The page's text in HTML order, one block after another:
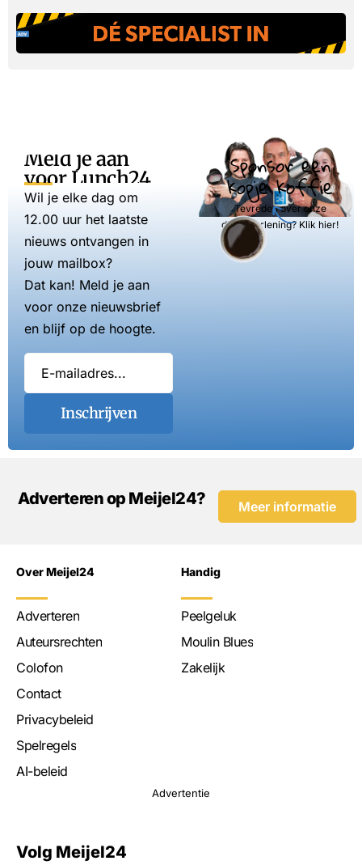
Meld je aan
voor Lunch24
Wil je elke dag om
12.00 uur het laatste
nieuws ontvangen in
jouw mailbox?
Dat kan! Meld je aan
voor onze nieuwsbrief
en blijf op de hoogte.
Inschrijven
Sponsor een
kopje koffie
Tevreden over onze
dienstverlening? Klik hier!
Adverteren op Meijel24? Meer informatie
Over Meijel24
Adverteren
Auteursrechten
Colofon
Contact
Privacybeleid
Spelregels
AI-beleid
Handig
Peelgeluk
Moulin Blues
Zakelijk
Advertentie
Volg Meijel24